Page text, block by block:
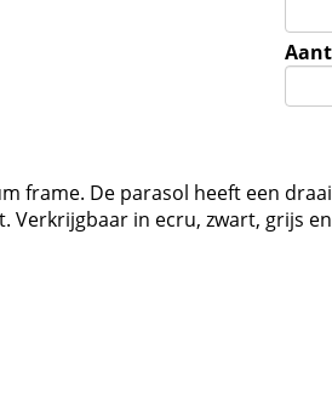
frame. De parasol heeft een
Verkrijgbaar in ecru, zwart, grijs